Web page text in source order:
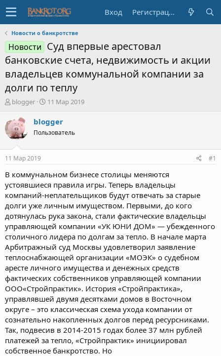
Вход Регистрация
Новости о банкротстве
Новости Суд впервые арестовал
банковские счета, недвижимость и акции
владельцев коммунальной компании за
долги по теплу
А
т
о
р
е
м
ы
blogger
Д
т
а
н
л
11 Мар 2019
blogger
Пользователь
11 Мар 2019 #1
В коммунальном бизнесе столицы меняются
устоявшиеся правила игры. Теперь владельцы
компаний-неплательщиков будут отвечать за старые
долги уже личным имуществом. Первыми, до кого
дотянулась рука закона, стали фактические владельцы
управляющей компании «УК ЮНИ ДОМ» — убежденного
столичного лидера по долгам за тепло. В начале марта
Арбитражный суд Москвы удовлетворил заявление
теплоснабжающей организации «МОЭК» о судебном
аресте личного имущества и денежных средств
фактических собственников управляющей компании
ООО«Стройпрактик». История «Стройпрактика»,
управлявшей двумя десятками домов в Восточном
округе – это классическая схема ухода компании от
сознательно накопленных долгов перед ресурсниками.
Так, подвесив в 2014-2015 годах более 37 млн рублей
платежей за тепло, «Стройпрактик» инициировал
собственное банкротство. Но